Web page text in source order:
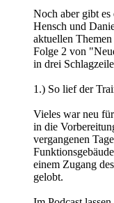
Noch aber gibt
Hensch und
aktuellen
Folge 2 von
in drei
1.) So lief der
Vieles war neu
in die
vergangenen
einem Zugang
gelobt.